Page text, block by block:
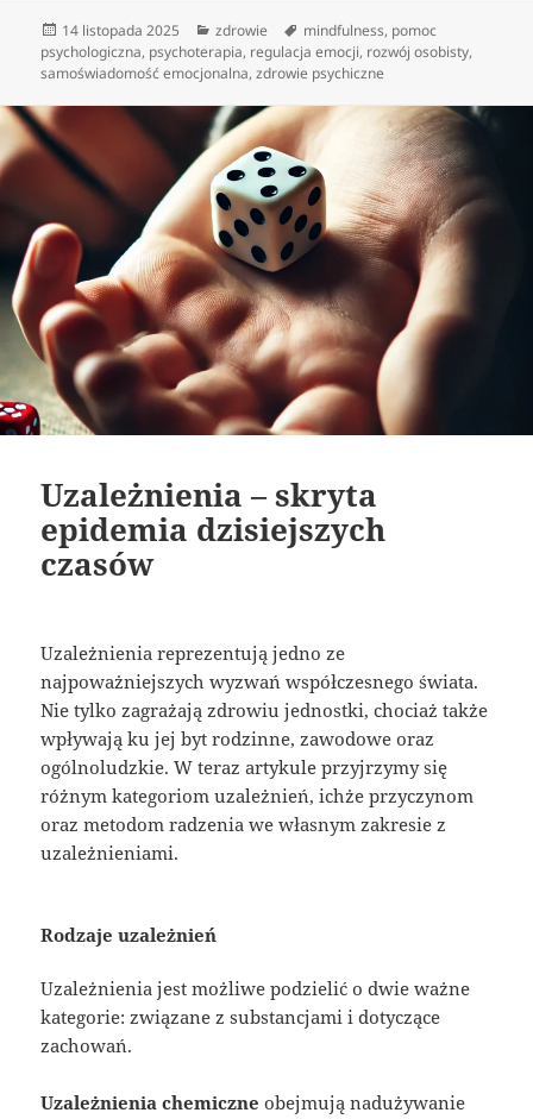
Data
publikacji
14 listopada 2025 Kategorie
zdrowie Tagi
mindfulness, pomoc
psychologiczna, psychoterapia, regulacja emocji, rozwój osobisty,
samoświadomość emocjonalna,zdrowie psychiczne
Uzależnienia – skryta
epidemia dzisiejszych
czasów
Uzależnienia reprezentują jedno ze
najpoważniejszych wyzwań współczesnego świata.
Nie tylko zagrażają zdrowiu jednostki, chociaż także
wpływają ku jej byt rodzinne, zawodowe oraz
ogólnoludzkie. W teraz artykule przyjrzymy się
różnym kategoriom uzależnień, ichże przyczynom
oraz metodom radzenia we własnym zakresie z
uzależnieniami.
Rodzaje uzależnień
Uzależnienia jest możliwe podzielić o dwie ważne
kategorie: związane z substancjami i dotyczące
zachowań.
Uzależnienia chemiczne obejmują nadużywanie